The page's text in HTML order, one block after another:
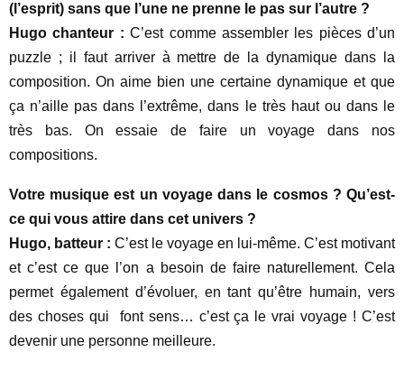
(l’esprit) sans que l’une ne prenne le pas sur l’autre ?
Hugo chanteur : C’est comme assembler les pièces d’un
puzzle ; il faut arriver à mettre de la dynamique dans la
composition. On aime bien une certaine dynamique et que
ça n’aille pas dans l’extrême, dans le très haut ou dans le
très bas. On essaie de faire un voyage dans nos
compositions.
Votre musique est un voyage dans le cosmos ? Qu’est-
ce qui vous attire dans cet univers ?
Hugo, batteur : C’est le voyage en lui-même. C’est motivant
et c’est ce que l’on a besoin de faire naturellement. Cela
permet également d’évoluer, en tant qu’être humain, vers
des choses qui font sens… c’est ça le vrai voyage ! C’est
devenir une personne meilleure.